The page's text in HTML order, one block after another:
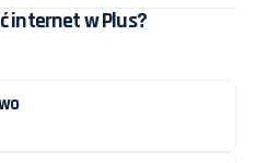
internet w Plus?